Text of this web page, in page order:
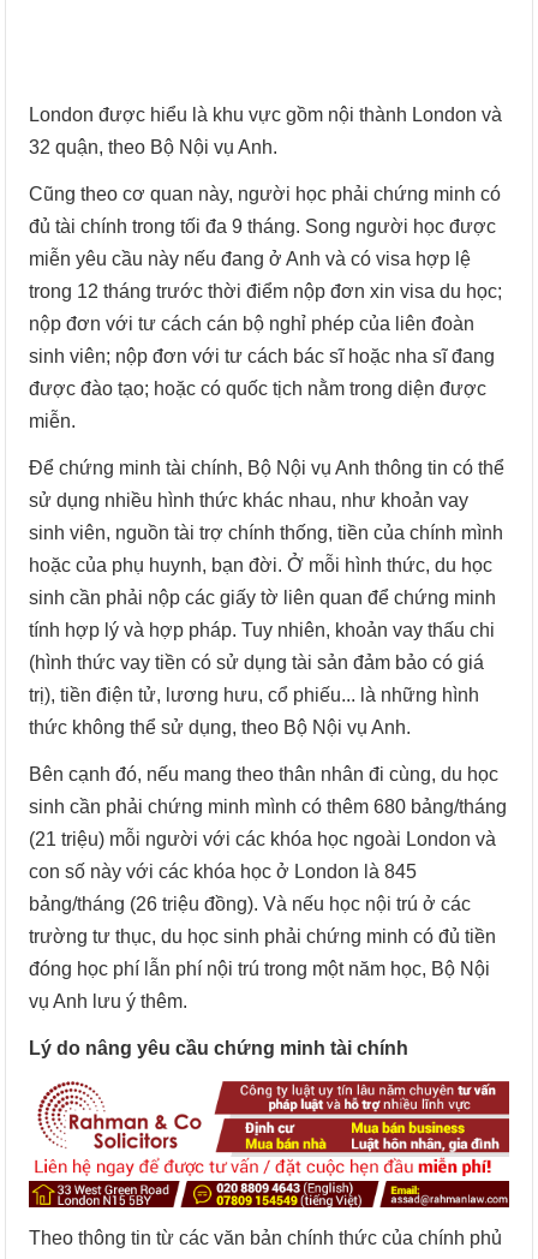
London được hiểu là khu vực gồm nội thành London và
32 quận, theo Bộ Nội vụ Anh.
Cũng theo cơ quan này, người học phải chứng minh có
đủ tài chính trong tối đa 9 tháng. Song người học được
miễn yêu cầu này nếu đang ở Anh và có visa hợp lệ
trong 12 tháng trước thời điểm nộp đơn xin visa du học;
nộp đơn với tư cách cán bộ nghỉ phép của liên đoàn
sinh viên; nộp đơn với tư cách bác sĩ hoặc nha sĩ đang
được đào tạo; hoặc có quốc tịch nằm trong diện được
miễn.
Để chứng minh tài chính, Bộ Nội vụ Anh thông tin có thể
sử dụng nhiều hình thức khác nhau, như khoản vay
sinh viên, nguồn tài trợ chính thống, tiền của chính mình
hoặc của phụ huynh, bạn đời. Ở mỗi hình thức, du học
sinh cần phải nộp các giấy tờ liên quan để chứng minh
tính hợp lý và hợp pháp. Tuy nhiên, khoản vay thấu chi
(hình thức vay tiền có sử dụng tài sản đảm bảo có giá
trị), tiền điện tử, lương hưu, cổ phiếu... là những hình
thức không thể sử dụng, theo Bộ Nội vụ Anh.
Bên cạnh đó, nếu mang theo thân nhân đi cùng, du học
sinh cần phải chứng minh mình có thêm 680 bảng/tháng
(21 triệu) mỗi người với các khóa học ngoài London và
con số này với các khóa học ở London là 845
bảng/tháng (26 triệu đồng). Và nếu học nội trú ở các
trường tư thục, du học sinh phải chứng minh có đủ tiền
đóng học phí lẫn phí nội trú trong một năm học, Bộ Nội
vụ Anh lưu ý thêm.
Lý do nâng yêu cầu chứng minh tài chính
Theo thông tin từ các văn bản chính thức của chính phủ